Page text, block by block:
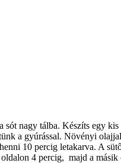
sót nagy tálba. Készíts egy kis
a gyúrással. Növényi
10 percig letakarva. A
4 percig, majd a